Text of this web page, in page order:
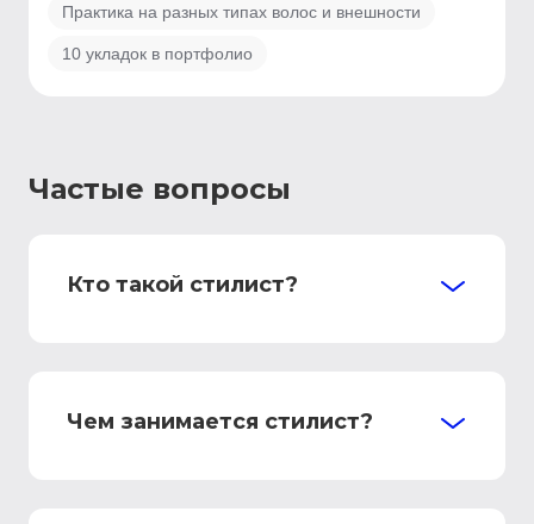
Практика на разных типах волос и внешности
10 укладок в портфолио
Частые вопросы
Кто такой стилист?
Чем занимается стилист?